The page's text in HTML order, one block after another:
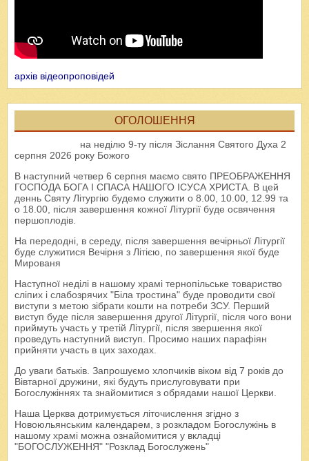
архів відеопроповідей
ОГОЛОШЕННЯ
на неділю 9-ту після Зіслання Святого Духа 2
серпня 2026 року Божого
В наступний четвер 6 серпня маємо свято ПРЕОБРАЖЕННЯ
ГОСПОДА БОГА І СПАСА НАШОГО ІСУСА ХРИСТА. В цей
деннь Святу Літургію будемо служити о 8.00, 10.00, 12.99 та
о 18.00, після завершення кожної Літургії буде освячення
першоплодів.
На передодні, в середу, після завершення вечірньої Літургії
буде служитися Вечірня з Літією, по завершення якої буде
Мированя
Наступної неділі в нашому храмі тернопільське товариство
сліпих і слабозрячих "Біла тростина" буде проводити свої
виступи з метою зібрати кошти на потреби ЗСУ. Перший
виступ буде після завершення другої Літургії, після чого вони
приймуть участь у третій Літургії, після звершення якої
проведуть наступний виступ. Просимо наших парафіян
прийняти участь в цих заходах.
До уваги батьків. Запрошуємо хлопчиків віком від 7 років до
Вівтарної дружини, які будуть прислуговувати при
Богослужіннях та знайомитися з обрядами нашої Церкви.
Наша Церква дотримується літочислення згідно з
Новоюльянським календарем, з розкладом Богослужінь в
нашому храмі можна ознайомитися у вкладці
"БОГОСЛУЖЕННЯ" "Розклад Богослужень"